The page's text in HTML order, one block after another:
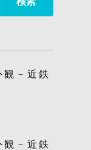
観－近鉄
観－近鉄